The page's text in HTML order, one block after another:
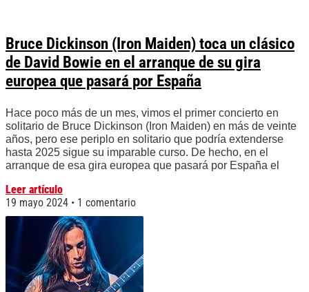
Bruce Dickinson (Iron Maiden) toca un clásico
de David Bowie en el arranque de su gira
europea que pasará por España
Hace poco más de un mes, vimos el primer concierto en
solitario de Bruce Dickinson (Iron Maiden) en más de veinte
años, pero ese periplo en solitario que podría extenderse
hasta 2025 sigue su imparable curso. De hecho, en el
arranque de esa gira europea que pasará por España el
Leer artículo
19 mayo 2024
1 comentario